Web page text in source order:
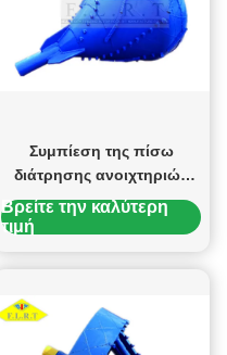
Συμπίεση της πίσω
διάτρησης ανοιχτηριών
τρυπών, γλύφανο
βαρελιών εργαλείων
Βρείτε την καλύτερη
τιμή